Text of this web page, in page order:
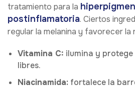
tratamiento para la
postinflamatoria. Ciertos
regular la melanina y favorecer la
Vitamina C: ilumina y
libres.
Niacinamida: fortalece la